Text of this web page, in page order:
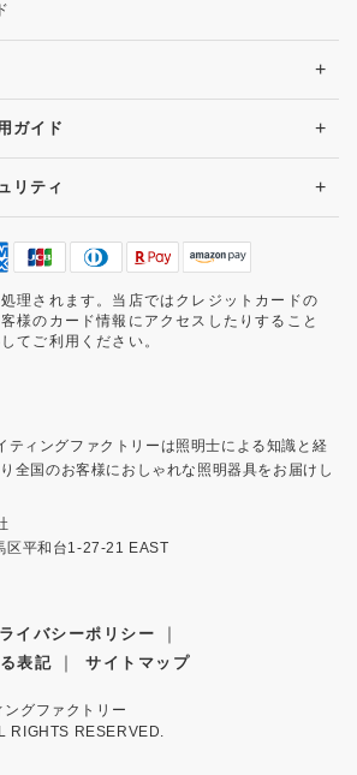
+
ガイド +
リティ +
理されます。当店ではクレジットカードの
様のカード情報にアクセスしたりすること
てご利用ください。
ティングファクトリーは照明士による知識と経
全国のお客様におしゃれな照明器具をお届けし
区平和台1-27-21 EAST
イバシーポリシー ｜
表記 ｜ サイトマップ
ングファクトリー
RIGHTS RESERVED.